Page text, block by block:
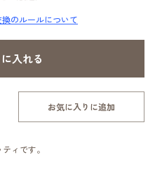
のルールについて
お気に入りに追加
ィです。